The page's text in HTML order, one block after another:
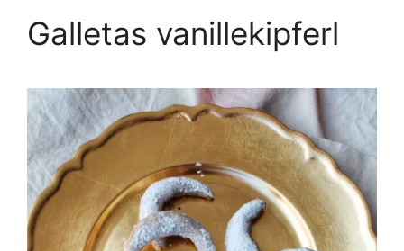
Galletas vanillekipferl